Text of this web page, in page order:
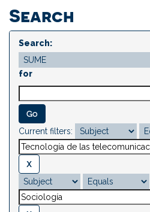
Search
Search:
for
Current filters: